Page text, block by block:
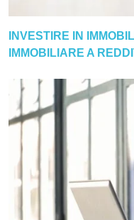
INVESTIRE IN
IMMOBILIARE A